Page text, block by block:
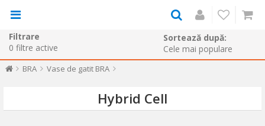
Filtrare
0 filtre active
Sortează după:
BRA Vase de gatit BRA
Hybrid Cell